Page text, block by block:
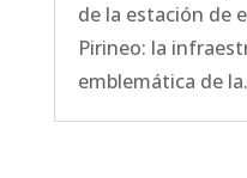
de la estación de
Pirineo: la
emblemática de